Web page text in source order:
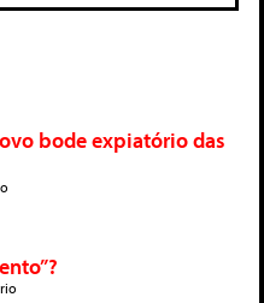
bode expiatório das